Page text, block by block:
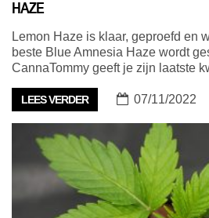
HAZE
Lemon Haze is klaar, geproefd en
beste Blue Amnesia Haze wordt
CannaTommy geeft je zijn laatste
LEES VERDER 07/11/2022